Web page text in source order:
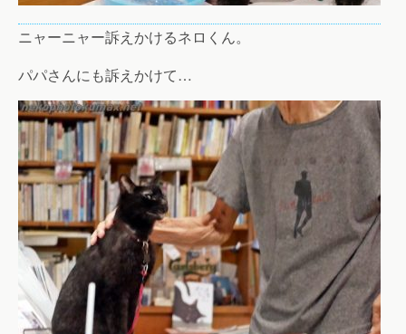
ニャーニャー訴えかけるネロくん。
パパさんにも訴えかけて…